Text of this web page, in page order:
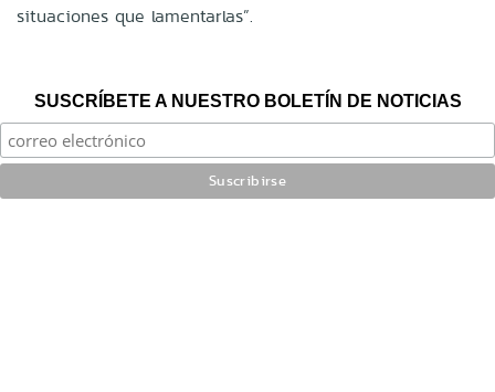
situaciones que lamentarlas”.
SUSCRÍBETE A NUESTRO BOLETÍN DE NOTICIAS